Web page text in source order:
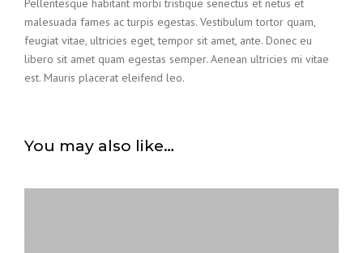
malesuada fames ac turpis egestas. Vestibulum tortor quam,
feugiat vitae, ultricies eget, tempor sit amet, ante. Donec eu
libero sit amet quam egestas semper. Aenean ultricies mi vitae
est. Mauris placerat eleifend leo.
You may also like…